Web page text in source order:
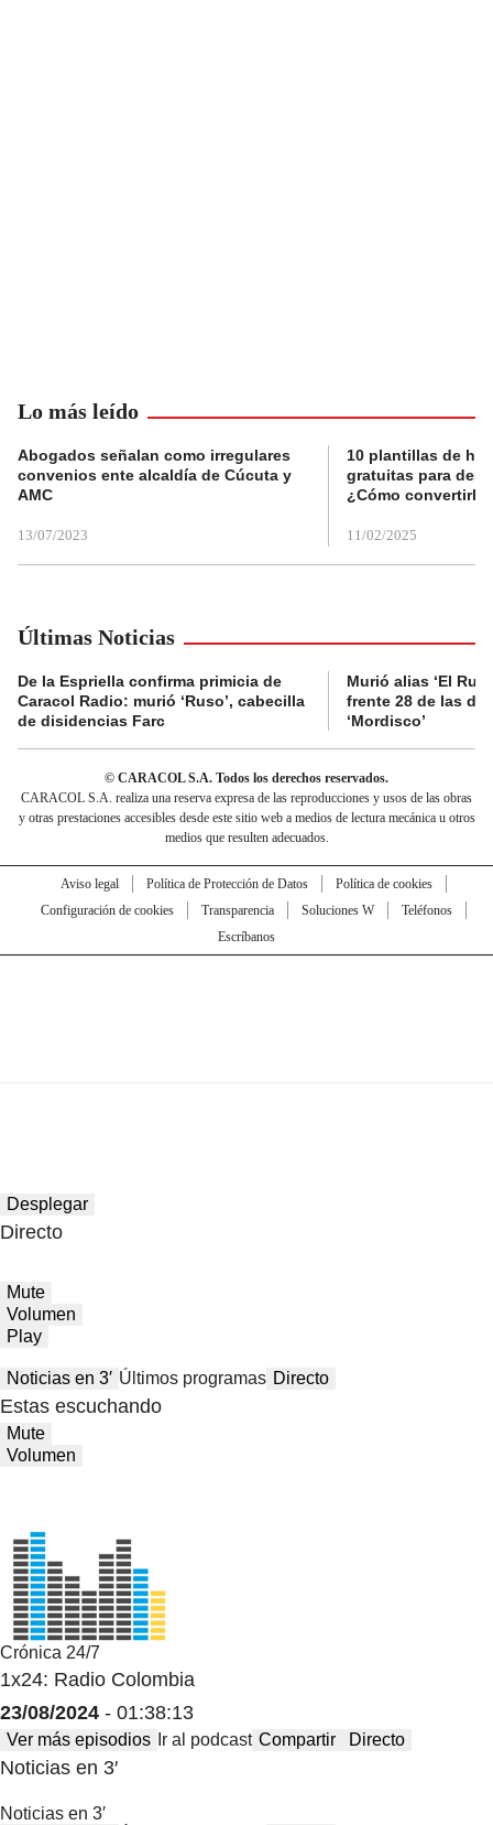
Lo más leído
Abogados señalan como irregulares
convenios ente alcaldía de Cúcuta y
AMC
13/07/2023
10 plantillas de
gratuitas para
¿Cómo convertirla
11/02/2025
Últimas Noticias
De la Espriella confirma primicia de
Caracol Radio: murió ‘Ruso’, cabecilla
de disidencias Farc
Murió alias ‘El
frente 28 de las
‘Mordisco’
© CARACOL S.A. Todos los derechos reservados.
CARACOL S.A. realiza una reserva expresa de las reproducciones y usos de las obras
y otras prestaciones accesibles desde este sitio web a medios de lectura mecánica u otros
medios que resulten adecuados.
Aviso legal Política de Protección de Datos
Política de cookies
Configuración de cookies
Transparencia Soluciones W
Teléfonos
Escríbanos
Desplegar
Directo
Mute
Volumen
Play
Noticias en 3′ Últimos programas Directo
Estas escuchando
Mute
Volumen
Crónica 24/7
1x24: Radio Colombia
23/08/2024 - 01:38:13
Ver más episodios Ir al podcast Compartir Directo
Noticias en 3′
Noticias en 3′